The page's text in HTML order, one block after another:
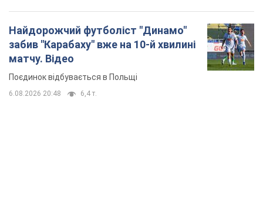
Найдорожчий футболіст "Динамо"
забив "Карабаху" вже на 10-й хвилині
матчу. Відео
Поєдинок відбувається в Польщі
6.08.2026 20:48 6,4 т.